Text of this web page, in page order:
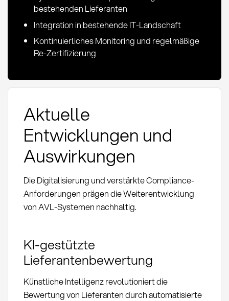
bestehenden Lieferanten
Integration in bestehende IT-Landschaft
Kontinuierliches Monitoring und regelmäßige
Re-Zertifizierung
Aktuelle
Entwicklungen und
Auswirkungen
Die Digitalisierung und verstärkte Compliance-
Anforderungen prägen die Weiterentwicklung
von AVL-Systemen nachhaltig.
KI-gestützte
Lieferantenbewertung
Künstliche Intelligenz revolutioniert die
Bewertung von Lieferanten durch automatisierte